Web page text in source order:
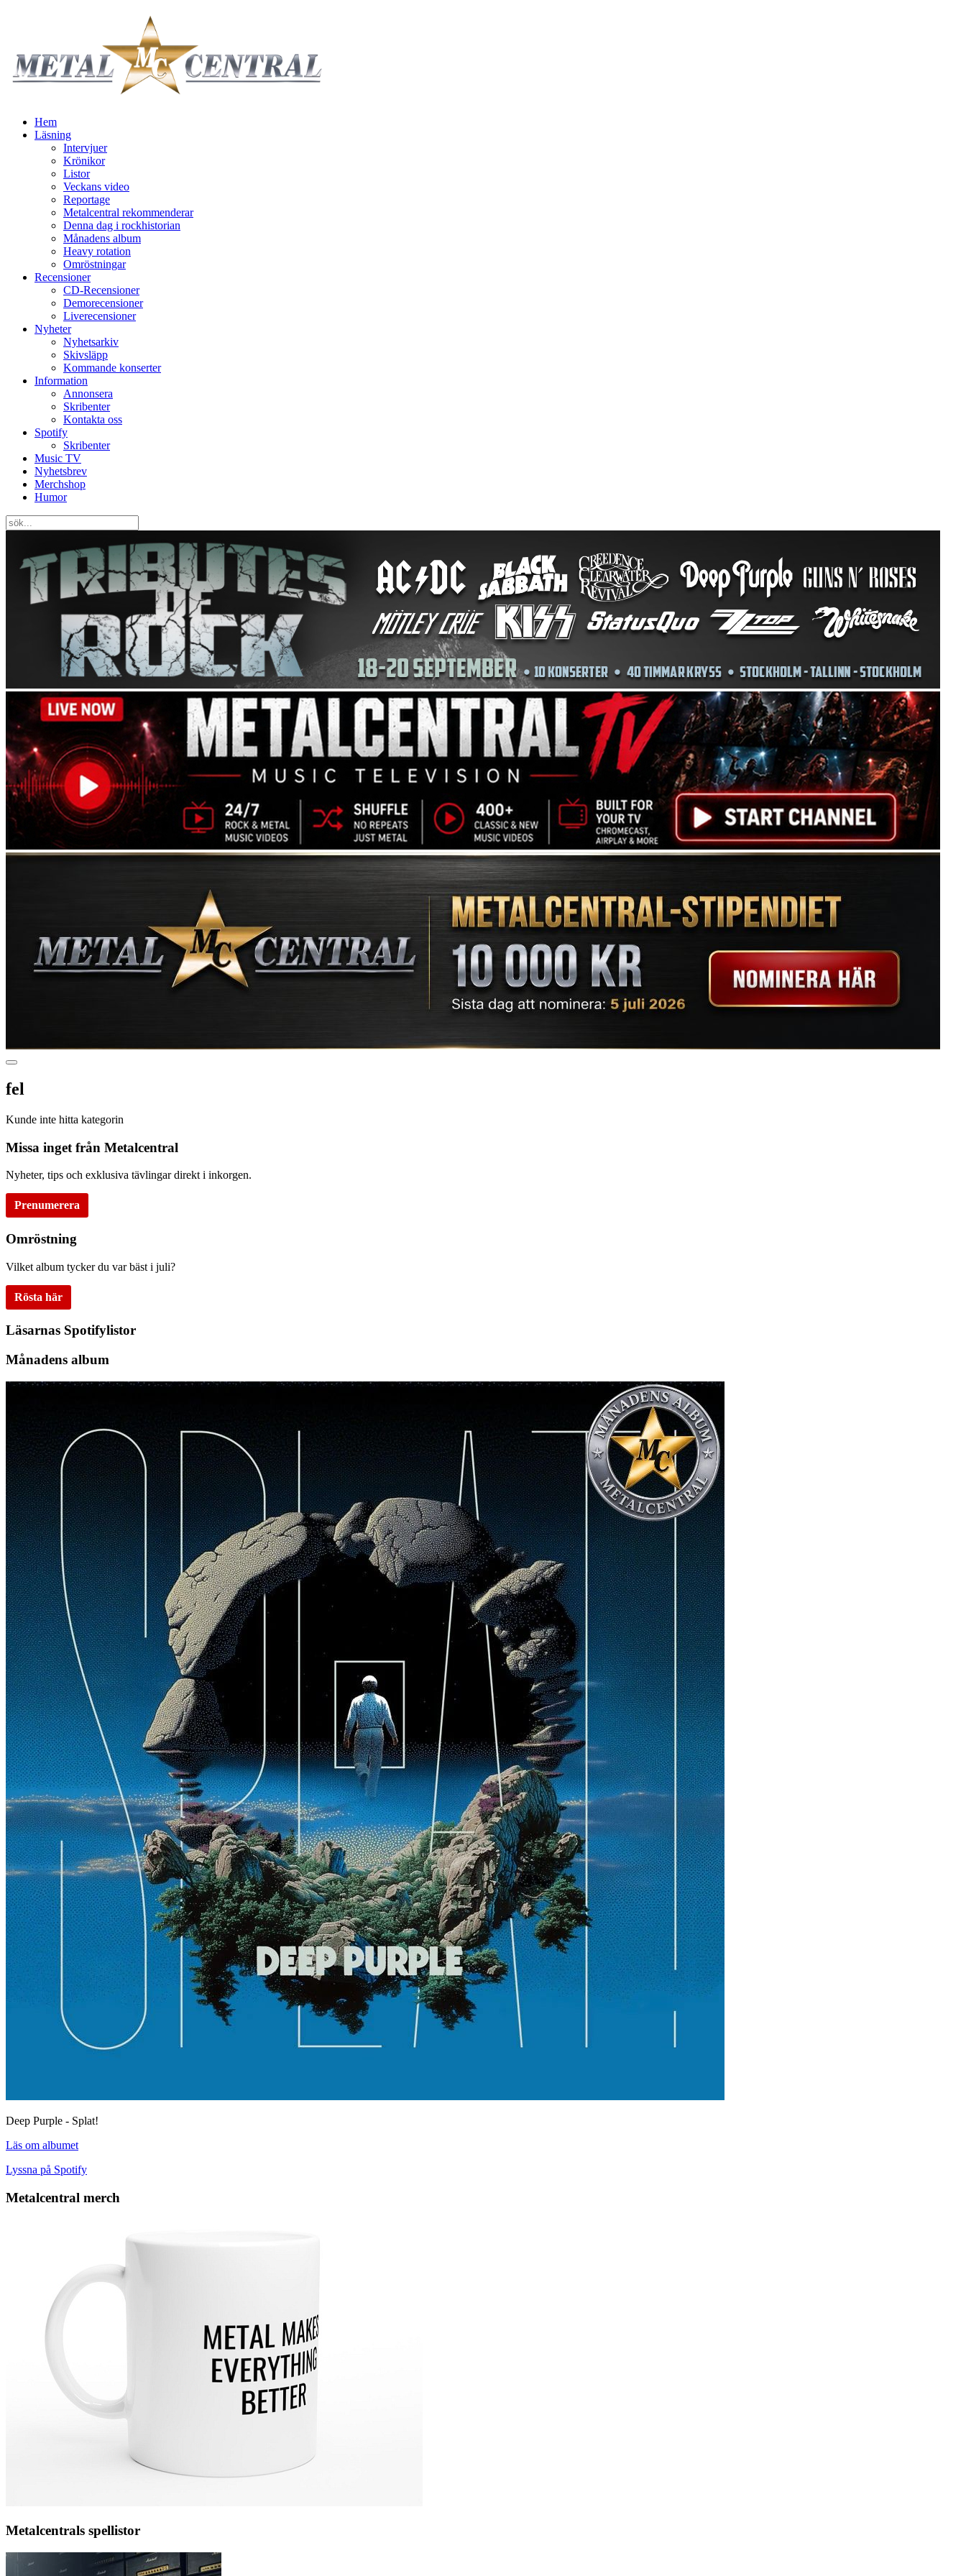
Hem
Läsning
Intervjuer
Krönikor
Listor
Veckans video
Reportage
Metalcentral rekommenderar
Denna dag i rockhistorian
Månadens album
Heavy rotation
Omröstningar
Recensioner
CD-Recensioner
Demorecensioner
Liverecensioner
Nyheter
Nyhetsarkiv
Skivsläpp
Kommande konserter
Information
Annonsera
Skribenter
Kontakta oss
Spotify
Skribenter
Music TV
Nyhetsbrev
Merchshop
Humor
fel
Kunde inte hitta kategorin
Missa inget från Metalcentral
Nyheter, tips och exklusiva tävlingar direkt i inkorgen.
Prenumerera
Omröstning
Vilket album tycker du var bäst i juli?
Rösta här
Läsarnas Spotifylistor
Månadens album
Deep Purple - Splat!
Läs om albumet
Lyssna på Spotify
Metalcentral merch
Metalcentrals spellistor